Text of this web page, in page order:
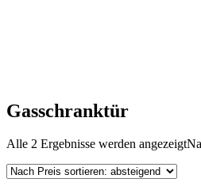
Gasschranktür
Alle 2 Ergebnisse werden angezeigt